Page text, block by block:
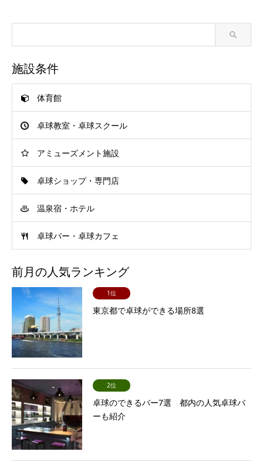
施設条件
体育館
卓球教室・卓球スクール
アミューズメント施設
卓球ショップ・専門店
温泉宿・ホテル
卓球バー・卓球カフェ
前月の人気ランキング
1位
東京都で卓球ができる場所8選
2位
卓球のできるバー7選 都内の人気卓球バ
ーも紹介